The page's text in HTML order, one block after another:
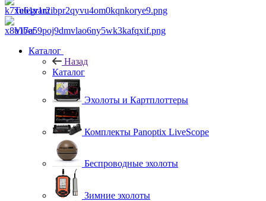
Telegram
Viber
Каталог
Назад
Каталог
Эхолоты и Картплоттеры
Комплекты Panoptix LiveScope
Беспроводные эхолоты
Зимние эхолоты